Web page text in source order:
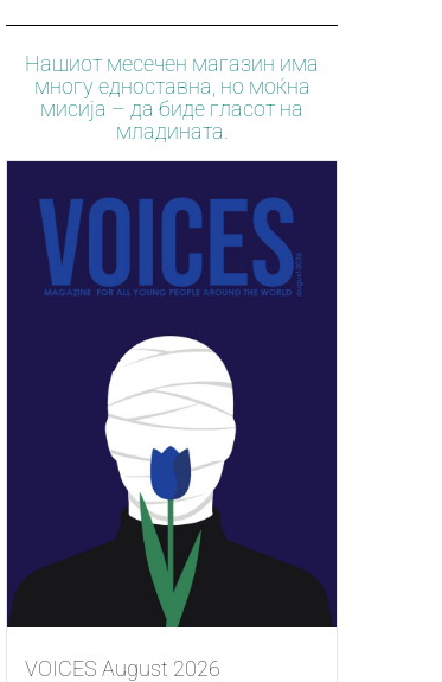
Нашиот месечен магазин има
многу едноставна, но моќна
мисија – да биде гласот на
младината.
VOICES August 2026